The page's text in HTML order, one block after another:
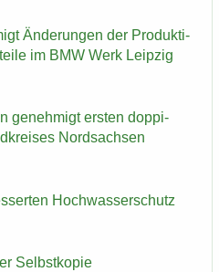
Än­de­run­gen der Pro­duk­ti­
im BMW Werk Leip­zig
ge­neh­migt ers­ten dop­pi­
Nord­sach­sen
Hoch­was­ser­schutz
Selbst­ko­pie